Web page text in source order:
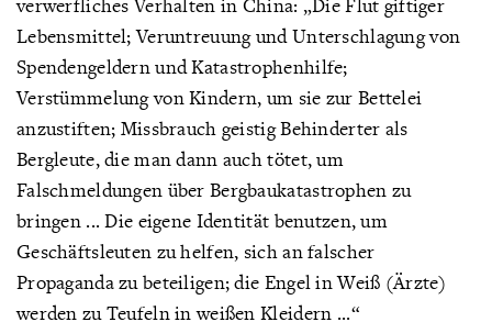
Lebensmittel; Veruntreuung und Unterschlagung von
Spendengeldern und Katastrophenhilfe;
Verstümmelung von Kindern, um sie zur Bettelei
anzustiften; Missbrauch geistig Behinderter als
Bergleute, die man dann auch tötet, um
Falschmeldungen über Bergbaukatastrophen zu
bringen ... Die eigene Identität benutzen, um
Geschäftsleuten zu helfen, sich an falscher
Propaganda zu beteiligen; die Engel in Weiß (Ärzte)
werden zu Teufeln in weißen Kleidern ...“